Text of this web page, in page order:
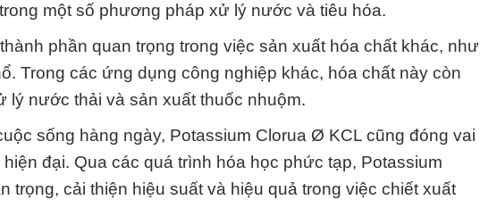
một số phương pháp xử lý nước và tiêu hóa.
phần quan trọng trong việc sản xuất hóa chất khác, như
Trong các ứng dụng công nghiệp khác, hóa chất này còn
nước thải và sản xuất thuốc nhuộm.
sống hàng ngày, Potassium Clorua Ø KCL cũng đóng vai
đại. Qua các quá trình hóa học phức tạp, Potassium
trọng, cải thiện hiệu suất và hiệu quả trong việc chiết xuất